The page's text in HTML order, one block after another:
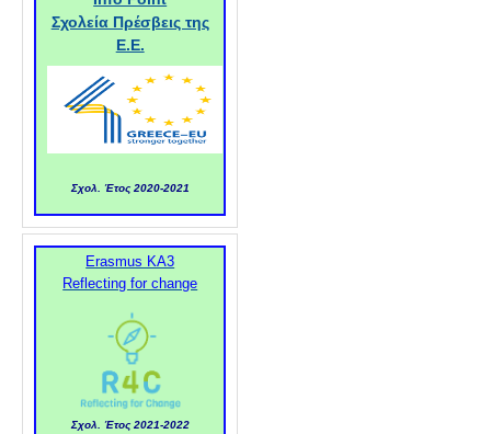
Σχολεία Πρέσβεις της
Ε.Ε.
Σχολ. Έτος 2020-2021
Erasmus KA3
Reflecting for change
Σχολ. Έτος 2021-2022